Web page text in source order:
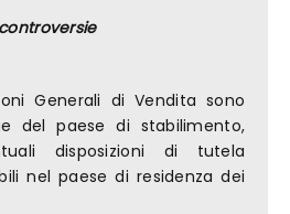
Generali di Vendita sono
del paese di stabilimento,
disposizioni di tutela
nel paese di residenza dei